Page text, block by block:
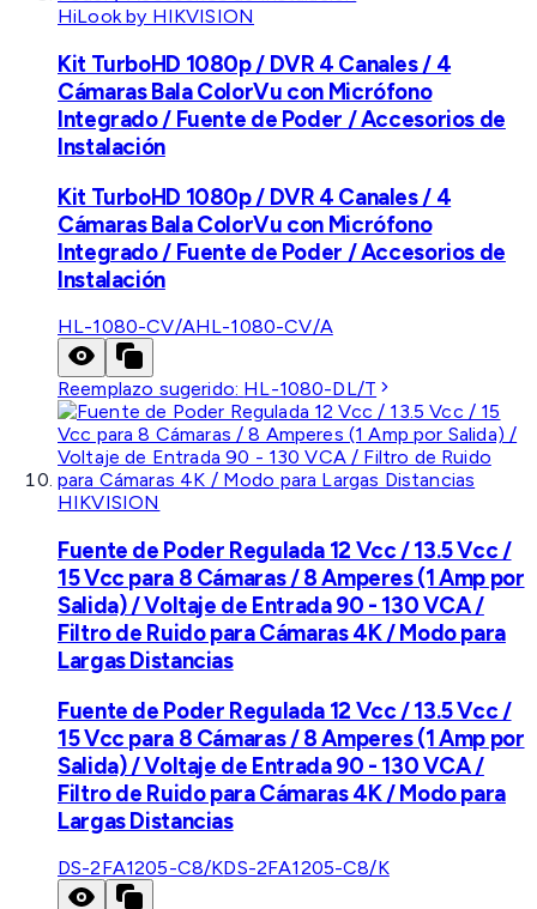
HiLook by HIKVISION
Kit TurboHD 1080p / DVR 4 Canales / 4
Cámaras Bala ColorVu con Micrófono
Integrado / Fuente de Poder / Accesorios de
Instalación
Kit TurboHD 1080p / DVR 4 Canales / 4
Cámaras Bala ColorVu con Micrófono
Integrado / Fuente de Poder / Accesorios de
Instalación
HL-1080-CV/AHL-1080-CV/A
Reemplazo sugerido: HL-1080-DL/T
HIKVISION
Fuente de Poder Regulada 12 Vcc / 13.5 Vcc /
15 Vcc para 8 Cámaras / 8 Amperes (1 Amp por
Salida) / Voltaje de Entrada 90 - 130 VCA /
Filtro de Ruido para Cámaras 4K / Modo para
Largas Distancias
Fuente de Poder Regulada 12 Vcc / 13.5 Vcc /
15 Vcc para 8 Cámaras / 8 Amperes (1 Amp por
Salida) / Voltaje de Entrada 90 - 130 VCA /
Filtro de Ruido para Cámaras 4K / Modo para
Largas Distancias
DS-2FA1205-C8/KDS-2FA1205-C8/K